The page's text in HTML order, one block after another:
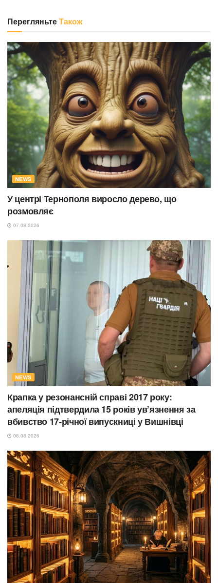
ПерегляньтеТакож
NEWS
У центрі Тернополя виросло дерево, що
розмовляє
07.08.2026
NEWS
Крапка у резонансній справі 2017 року:
апеляція підтвердила 15 років ув’язнення за
вбивство 17-річної випускниці у Вишнівці
06.08.2026